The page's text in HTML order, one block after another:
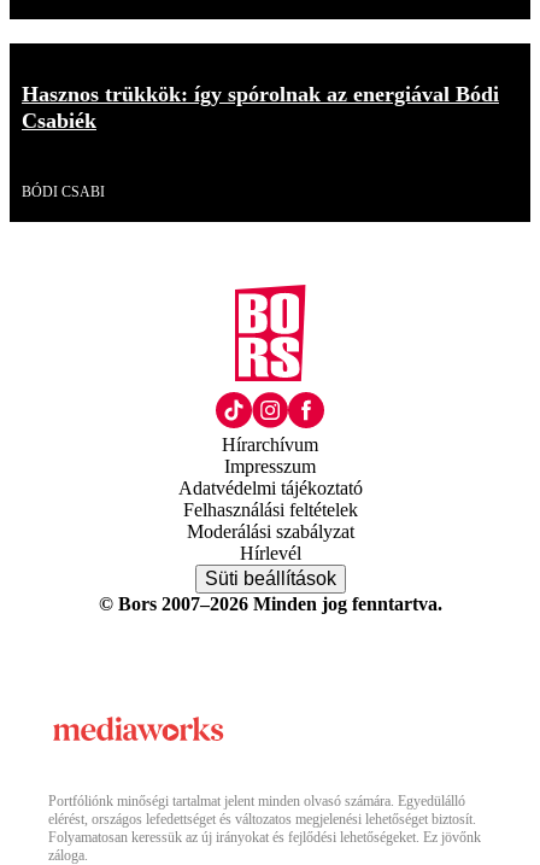
Hasznos trükkök: így spórolnak az energiával Bódi
Csabiék
BÓDI CSABI
Hírarchívum
Impresszum
Adatvédelmi tájékoztató
Felhasználási feltételek
Moderálási szabályzat
Hírlevél
Süti beállítások
© Bors 2007–2026 Minden jog fenntartva.
Portfóliónk minőségi tartalmat jelent minden olvasó számára. Egyedülálló
elérést, országos lefedettséget és változatos megjelenési lehetőséget biztosít.
Folyamatosan keressük az új irányokat és fejlődési lehetőségeket. Ez jövőnk
záloga.